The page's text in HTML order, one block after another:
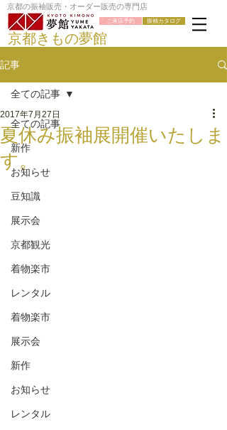
ご来店予約
京都の振袖販売・オーダー販売の専門店
京都きもの夢館
振袖カタログ
記事
全ての記事
新作
お知らせ
豆知識
展示会
京都観光
着物楽市
レンタル
着物楽市
展示会
新作
お知らせ
レンタル
全ての記事
夏休み振袖展開催いたしま
す。
2017年7月27日